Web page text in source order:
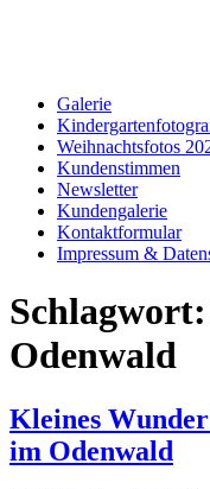
Galerie
Weihnachtsfotos
Kundenstimmen
Newsletter
Kundengalerie
Kontaktformular
Impressum &
Schlagwort:
Odenwald
Kleines
im Odenwald